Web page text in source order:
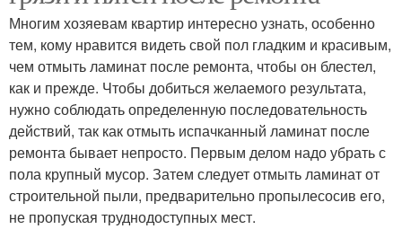
Многим хозяевам квартир интересно узнать, особенно
тем, кому нравится видеть свой пол гладким и красивым,
чем отмыть ламинат после ремонта, чтобы он блестел,
как и прежде. Чтобы добиться желаемого результата,
нужно соблюдать определенную последовательность
действий, так как отмыть испачканный ламинат после
ремонта бывает непросто. Первым делом надо убрать с
пола крупный мусор. Затем следует отмыть ламинат от
строительной пыли, предварительно пропылесосив его,
не пропуская труднодоступных мест.